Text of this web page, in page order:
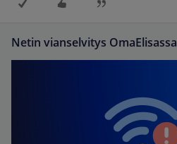
Netin vianselvitys OmaElisassa